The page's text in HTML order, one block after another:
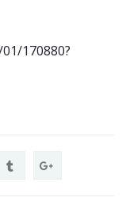
170880?